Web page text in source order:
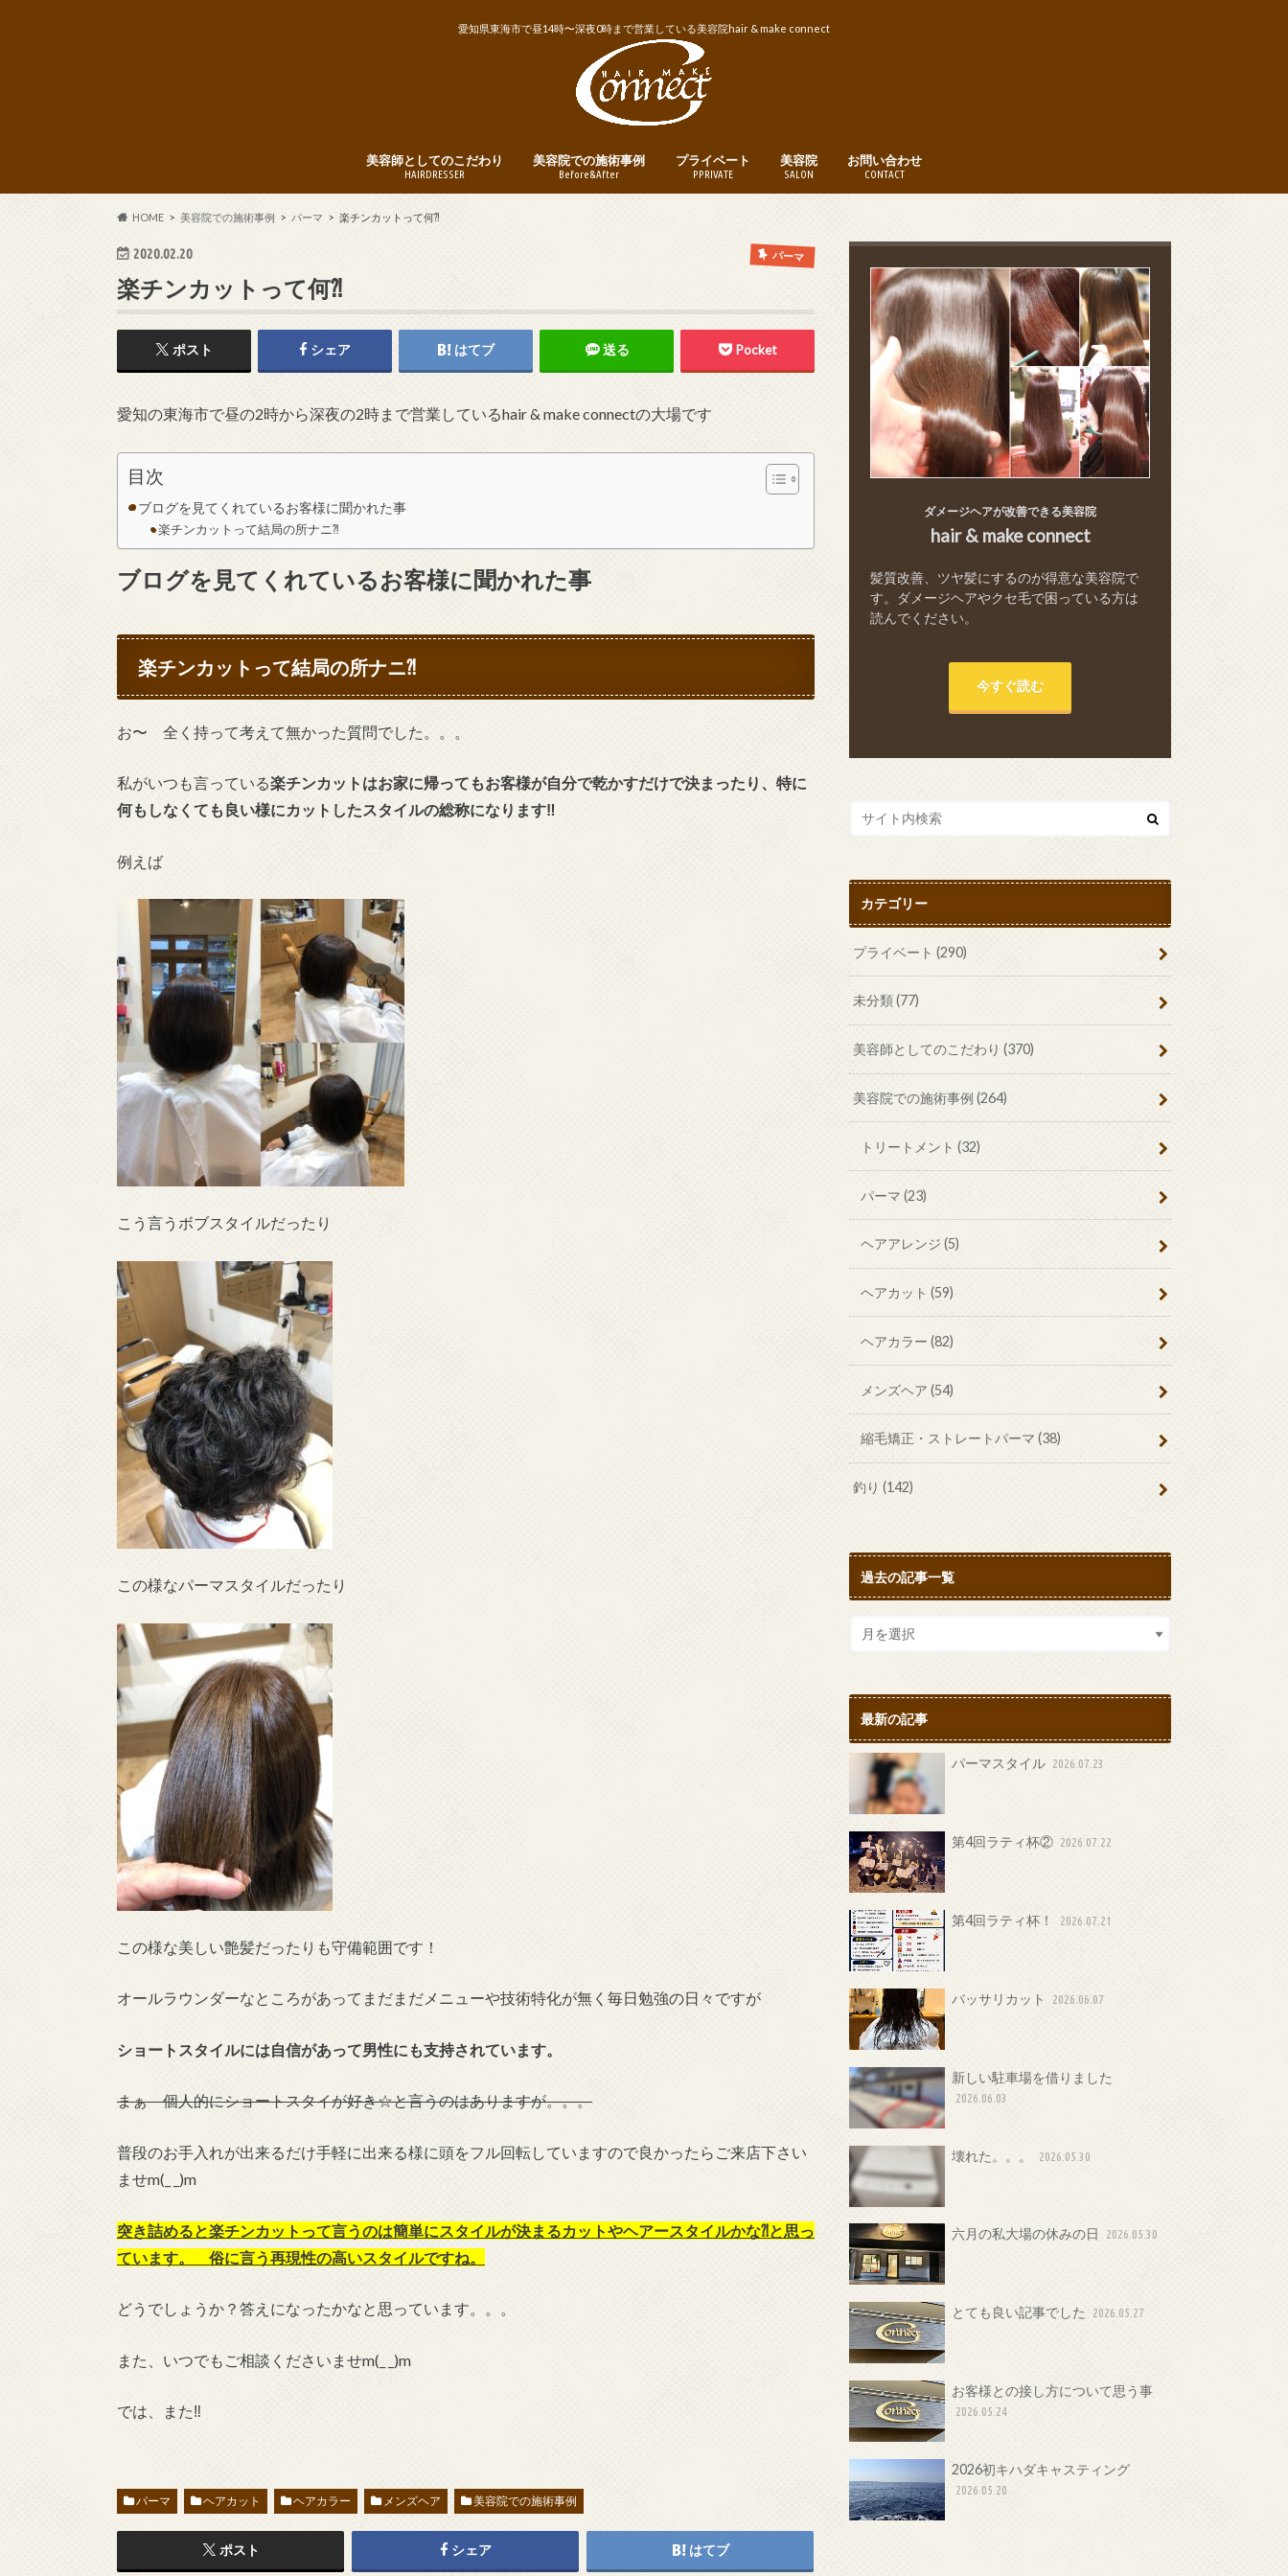
愛知県東海市で昼14時〜深夜0時まで営業している美容院hair & make connect
美容師としてのこだわり
HAIRDRESSER
美容院での施術事例
Before&After
プライベート
PPRIVATE
美容院
SALON
お問い合わせ
CONTACT
HOME 美容院での施術事例 パーマ 楽チンカットって何⁈
2020.02.20 パーマ
楽チンカットって何⁈
ポスト シェア はてブ 送る Pocket
愛知の東海市で昼の2時から深夜の2時まで営業しているhair & make connectの大場です
目次
ブログを見てくれているお客様に聞かれた事
楽チンカットって結局の所ナニ⁈
ブログを見てくれているお客様に聞かれた事
楽チンカットって結局の所ナニ⁈
お〜 全く持って考えて無かった質問でした。。。
私がいつも言っている楽チンカットはお家に帰ってもお客様が自分で乾かすだけで決まったり、特に
何もしなくても良い様にカットしたスタイルの総称になります‼︎
例えば
こう言うボブスタイルだったり
この様なパーマスタイルだったり
この様な美しい艶髪だったりも守備範囲です！
オールラウンダーなところがあってまだまだメニューや技術特化が無く毎日勉強の日々ですが
ショートスタイルには自信があって男性にも支持されています。
まぁ 個人的にショートスタイが好き☆と言うのはありますが。。。
普段のお手入れが出来るだけ手軽に出来る様に頭をフル回転していますので良かったらご来店下さい
ませm(_ _)m
突き詰めると楽チンカットって言うのは簡単にスタイルが決まるカットやヘアースタイルかな⁈と思っ
ています。 俗に言う再現性の高いスタイルですね。
どうでしょうか？答えになったかなと思っています。。。
また、いつでもご相談くださいませm(_ _)m
では、また‼︎
パーマ ヘアカット ヘアカラー メンズヘア 美容院での施術事例
ポスト シェア はてブ
ダメージヘアが改善できる美容院
hair & make connect
髪質改善、ツヤ髪にするのが得意な美容院で
す。ダメージヘアやクセ毛で困っている方は
読んでください。
今すぐ読む
カテゴリー
プライベート(290)
未分類(77)
美容師としてのこだわり(370)
美容院での施術事例(264)
トリートメント (32)
パーマ (23)
ヘアアレンジ (5)
ヘアカット (59)
ヘアカラー (82)
メンズヘア (54)
縮毛矯正・ストレートパーマ (38)
釣り(142)
過去の記事一覧
最新の記事
パーマスタイル 2026.07.23
第4回ラティ杯② 2026.07.22
第4回ラティ杯！ 2026.07.21
バッサリカット 2026.06.07
新しい駐車場を借りました
2026.06.03
壊れた。。。 2026.05.30
六月の私大場の休みの日 2026.05.30
とても良い記事でした 2026.05.27
お客様との接し方について思う事
2026.05.24
2026初キハダキャスティング
2026.05.20